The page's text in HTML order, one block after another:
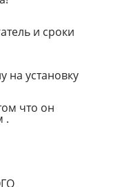
и сроки
на установку
что он
.